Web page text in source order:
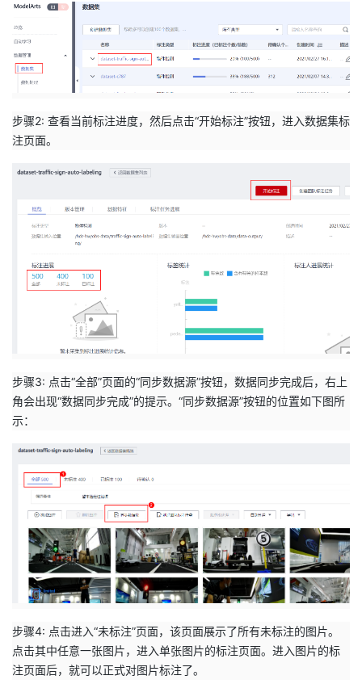
步骤2: 查看当前标注进度，然后点击“开始标注”按钮，进入数据集标
注页面。
步骤3: 点击“全部”页面的“同步数据源”按钮，数据同步完成后，右上
角会出现“数据同步完成”的提示。“同步数据源”按钮的位置如下图所
示：
步骤4: 点击进入“未标注”页面，该页面展示了所有未标注的图片。
点击其中任意一张图片，进入单张图片的标注页面。进入图片的标
注页面后，就可以正式对图片标注了。